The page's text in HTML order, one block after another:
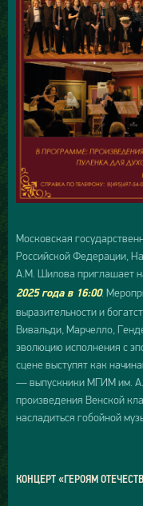
Московская
Российской Федерации,
А.М. Шилова приглашает
2025 года в 16:00.
выразительности и
Вивальди, Марчелло,
эволюцию исполнения с
сцене выступят как
— выпускники МГИМ им.
произведения Венской
насладиться гобойной
КОНЦЕРТ «ГЕРОЯМ